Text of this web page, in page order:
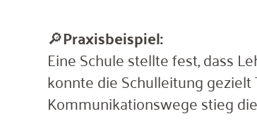
🔎Praxisbeispiel:
Eine Schule stellte fest, dass
konnte die Schulleitung
Kommunikationswege stieg